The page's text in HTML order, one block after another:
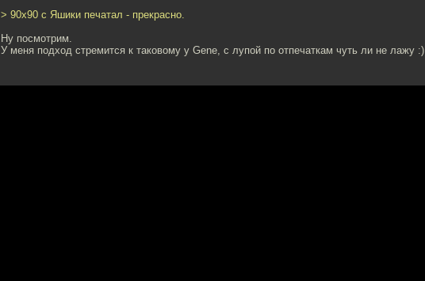
> 90x90 с Яшики печатал - прекрасно.
Ну посмотрим.
У меня подход стремится к таковому у Gene, с лупой по отпечаткам чуть ли не лажу :)